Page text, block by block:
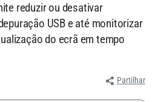
reduzir ou desativar
USB e até monitorizar
do ecrã em tempo
Partilhar